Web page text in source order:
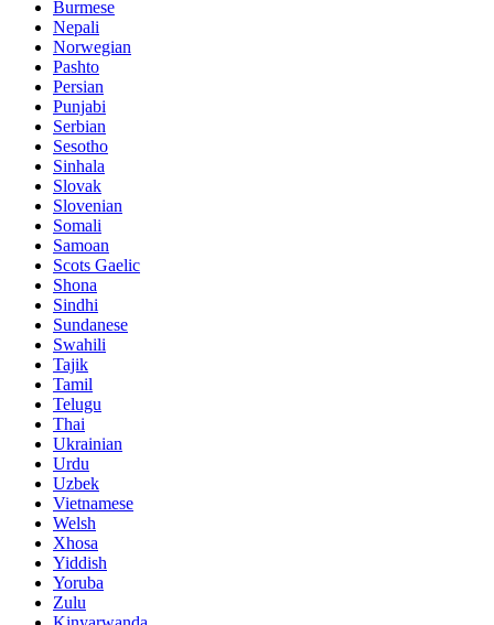
Burmese
Nepali
Norwegian
Pashto
Persian
Punjabi
Serbian
Sesotho
Sinhala
Slovak
Slovenian
Somali
Samoan
Scots Gaelic
Shona
Sindhi
Sundanese
Swahili
Tajik
Tamil
Telugu
Thai
Ukrainian
Urdu
Uzbek
Vietnamese
Welsh
Xhosa
Yiddish
Yoruba
Zulu